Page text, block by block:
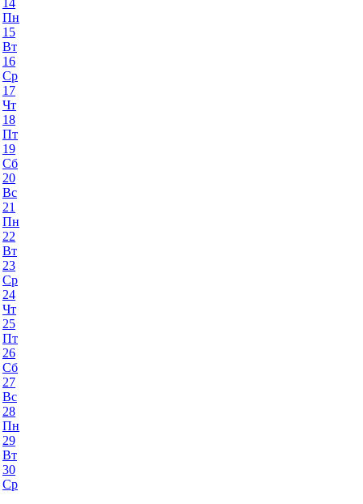
14
Пн
15
Вт
16
Ср
17
Чт
18
Пт
19
Сб
20
Вс
21
Пн
22
Вт
23
Ср
24
Чт
25
Пт
26
Сб
27
Вс
28
Пн
29
Вт
30
Ср